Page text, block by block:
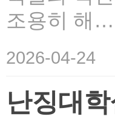
조용히 해…
2026-04-24
난징대